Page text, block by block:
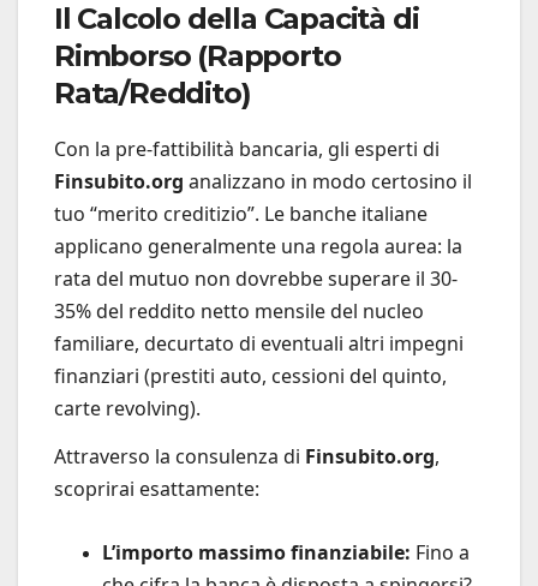
Il Calcolo della Capacità di
Rimborso (Rapporto
Rata/Reddito)
Con la pre-fattibilità bancaria, gli esperti di
Finsubito.org analizzano in modo certosino il
tuo “merito creditizio”. Le banche italiane
applicano generalmente una regola aurea: la
rata del mutuo non dovrebbe superare il 30-
35% del reddito netto mensile del nucleo
familiare, decurtato di eventuali altri impegni
finanziari (prestiti auto, cessioni del quinto,
carte revolving).
Attraverso la consulenza di Finsubito.org,
scoprirai esattamente:
L’importo massimo finanziabile: Fino a